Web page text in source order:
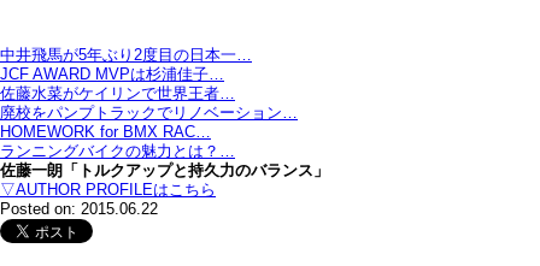
中井飛馬が5年ぶり2度目の日本一…
JCF AWARD MVPは杉浦佳子…
佐藤水菜がケイリンで世界王者…
廃校をパンプトラックでリノベーション…
HOMEWORK for BMX RAC…
ランニングバイクの魅力とは？…
佐藤一朗「トルクアップと持久力のバランス」
▽AUTHOR PROFILEはこちら
Posted on: 2015.06.22